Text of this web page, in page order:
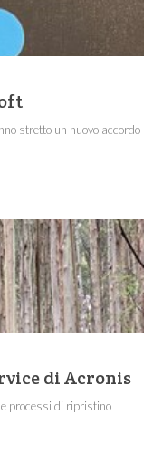
stretto un nuovo accordo
di Acronis
processi di ripristino